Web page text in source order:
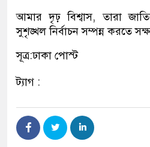
আমার দৃঢ় বিশ্বাস, তারা
সুশৃঙ্খল নির্বাচন সম্পন্ন করতে
সূত্র:ঢাকা পোস্ট
ট্যাগ :